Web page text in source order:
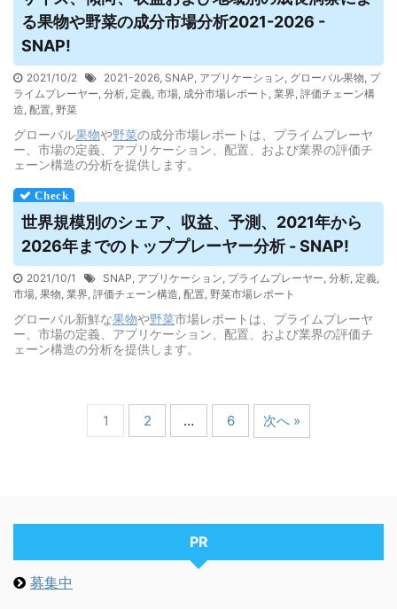
る果物や野菜の成分市場分析2021-2026 -
SNAP!
2021/10/2 2021-2026, SNAP, アプリケーション, グローバル果物, プ
ライムプレーヤー, 分析, 定義, 市場, 成分市場レポート , 業界, 評価チェーン構
造, 配置, 野菜
グローバル果物や野菜の成分市場レポートは、プライムプレーヤ
ー、市場の定義、アプリケーション、配置、および業界の評価チ
ェーン構造の分析を提供します。
世界規模別のシェア、収益、予測、2021年から
2026年までのトッププレーヤー分析 - SNAP!
2021/10/1 SNAP, アプリケーション, プライムプレーヤー, 分析, 定義,
市場, 果物, 業界, 評価チェーン構造, 配置, 野菜市場レポート
グローバル新鮮な果物や野菜市場レポートは、プライムプレーヤ
ー、市場の定義、アプリケーション、配置、および業界の評価チ
ェーン構造の分析を提供します。
1 2 … 6 次へ »
PR
募集中